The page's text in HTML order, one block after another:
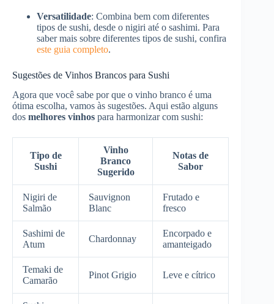
Versatilidade: Combina bem com diferentes
tipos de sushi, desde o nigiri até o sashimi. Para
saber mais sobre diferentes tipos de sushi, confira
este guia completo.
Sugestões de Vinhos Brancos para Sushi
Agora que você sabe por que o vinho branco é uma
ótima escolha, vamos às sugestões. Aqui estão alguns
dos melhores vinhos para harmonizar com sushi:
Tipo de
Sushi
Vinho
Branco
Sugerido
Notas de
Sabor
Nigiri de
Salmão
Sauvignon
Blanc
Frutado e
fresco
Sashimi de
Atum
Chardonnay
Encorpado e
amanteigado
Temaki de
Camarão
Pinot Grigio Leve e cítrico